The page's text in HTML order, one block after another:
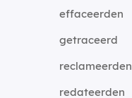
effaceerden
getraceerd
reclameerden
redateerden